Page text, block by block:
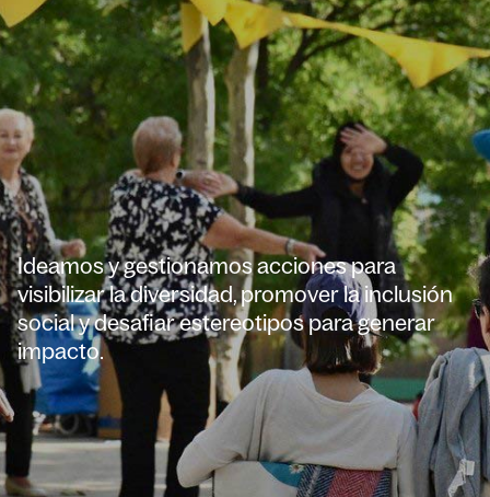
Ideamos y gestionamos acciones para
visibilizar la diversidad, promover la inclusión
social y desafiar estereotipos para generar
impacto.